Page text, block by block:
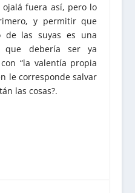
fuera así, pero lo
y permitir que
de las suyas es una
que debería ser ya
“la valentía propia
le corresponde salvar
las cosas?.